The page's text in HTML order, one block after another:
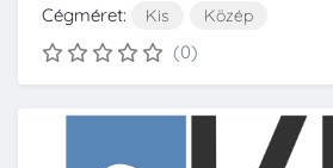
Cégméret:
Kis Közép
(0)